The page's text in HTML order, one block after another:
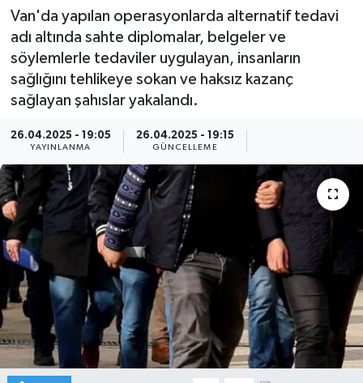
Van'da yapılan operasyonlarda alternatif tedavi
adı altında sahte diplomalar, belgeler ve
söylemlerle tedaviler uygulayan, insanların
sağlığını tehlikeye sokan ve haksız kazanç
sağlayan şahıslar yakalandı.
26.04.2025 - 19:05
YAYINLANMA
26.04.2025 - 19:15
GÜNCELLEME
Etkinlikler
Köşe Yazıları
Hakkımda
Tüm Manşetler
Son Dakika Haberleri
Haber Arşivi